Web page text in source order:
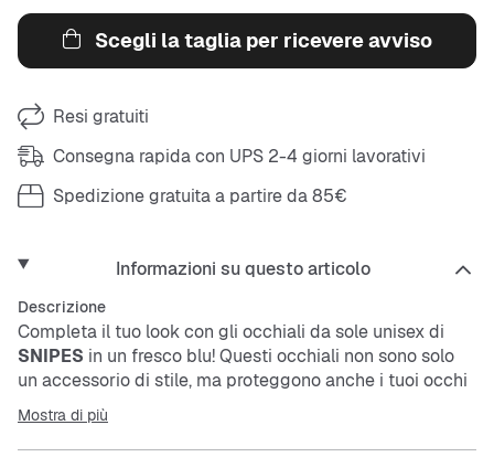
Scegli la taglia per ricevere avviso
Resi gratuiti
Consegna rapida con UPS 2-4 giorni lavorativi
Spedizione gratuita a partire da 85€
Informazioni su questo articolo
Descrizione
Completa il tuo look con gli occhiali da sole unisex di
SNIPES in un fresco blu! Questi occhiali non sono solo
un accessorio di stile, ma proteggono anche i tuoi occhi
dal sole mentre conquisti la città. Perfetti per chi vuole
portare il proprio stile al livello successivo.
Mostra di più